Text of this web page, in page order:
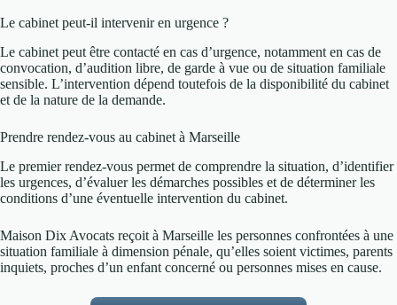
Le cabinet peut-il intervenir en urgence ?
Le cabinet peut être contacté en cas d’urgence, notamment en cas de
convocation, d’audition libre, de garde à vue ou de situation familiale
sensible. L’intervention dépend toutefois de la disponibilité du cabinet
et de la nature de la demande.
Prendre rendez-vous au cabinet à Marseille
Le premier rendez-vous permet de comprendre la situation, d’identifier
les urgences, d’évaluer les démarches possibles et de déterminer les
conditions d’une éventuelle intervention du cabinet.
Maison Dix Avocats reçoit à Marseille les personnes confrontées à une
situation familiale à dimension pénale, qu’elles soient victimes, parents
inquiets, proches d’un enfant concerné ou personnes mises en cause.